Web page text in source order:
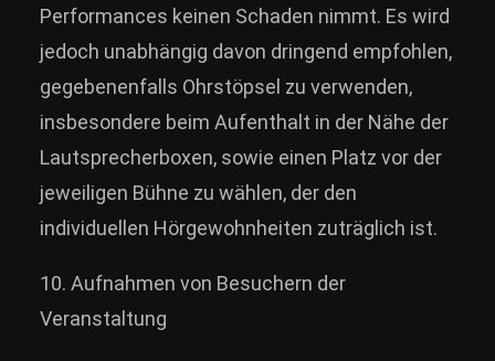
Performances keinen Schaden nimmt. Es wird
jedoch unabhängig davon dringend empfohlen,
gegebenenfalls Ohrstöpsel zu verwenden,
insbesondere beim Aufenthalt in der Nähe der
Lautsprecherboxen, sowie einen Platz vor der
jeweiligen Bühne zu wählen, der den
individuellen Hörgewohnheiten zuträglich ist.
10. Aufnahmen von Besuchern der
Veranstaltung